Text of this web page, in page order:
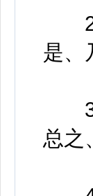
2
是、
3
总之